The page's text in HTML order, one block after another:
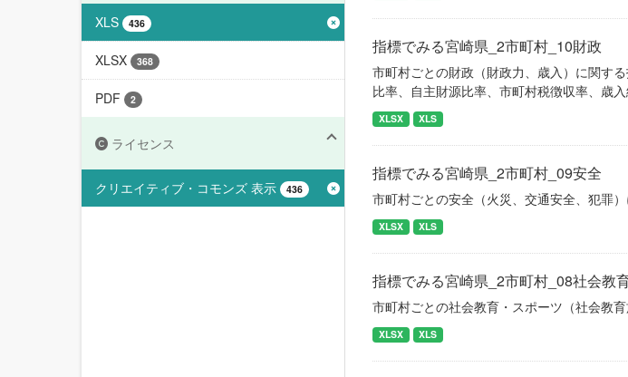
XLS 436
XLSX 368
PDF 2
ライセンス
クリエイティブ・コモンズ 表示 436
指標でみる宮崎県_2市町村_10財政
市町村ごとの財政（財政力、歳入）に関す
比率、自主財源比率、市町村税徴収率、歳
XLSX XLS
指標でみる宮崎県_2市町村_09安全
市町村ごとの安全（火災、交通安全、犯罪
XLSX XLS
指標でみる宮崎県_2市町村_08社会教
市町村ごとの社会教育・スポーツ（社会教
XLSX XLS